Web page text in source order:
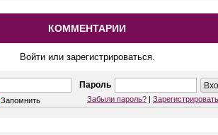
КОММЕНТАРИИ
Войти или зарегистрироваться.
Пароль
Запомнить Забыли пароль? |